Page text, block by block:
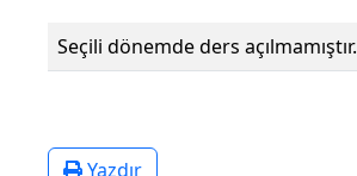
Seçili dönemde ders açılmamıştır.
Yazdır